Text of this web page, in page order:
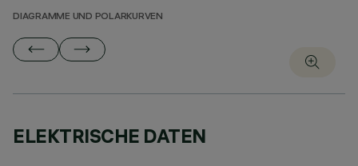
DIAGRAMME UND POLARKURVEN
ELEKTRISCHE DATEN